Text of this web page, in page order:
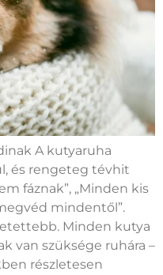
A kutyaruha
és rengeteg tévhit
fáznak”, „Minden kis
mindentől”.
Minden kutya
van szüksége ruhára –
részletesen